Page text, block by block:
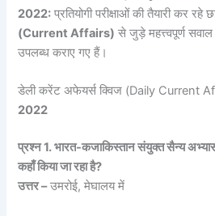
2022: प्रतियोगी परीक्षाओं की तैयारी कर रहे
(Current Affairs) से जुड़े महत्त्वपूर्ण
उपलब्ध कराए गए हैं।
डेली करेंट अफेयर्स क्विज (Daily Current
2022
प्रश्न 1. भारत-कजाकिस्तान संयुक्त सैन्य
कहाँ किया जा रहा है?
उत्तर –उमरोई, मेघालय में